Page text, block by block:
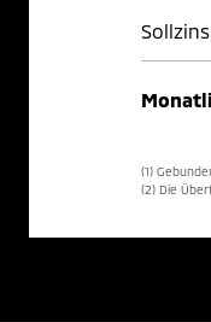
Sollzins
(1)
(2) Die